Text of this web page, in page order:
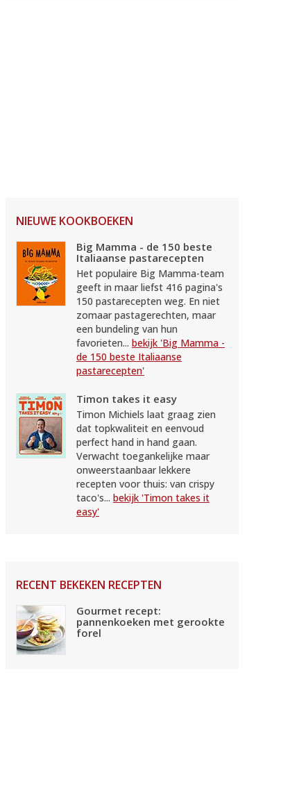
NIEUWE KOOKBOEKEN
Big Mamma - de 150 beste
Italiaanse pastarecepten
Het populaire Big Mamma-team
geeft in maar liefst 416 pagina's
150 pastarecepten weg. En niet
zomaar pastagerechten, maar
een bundeling van hun
favorieten... bekijk 'Big Mamma -
de 150 beste Italiaanse
pastarecepten'
Timon takes it easy
Timon Michiels laat graag zien
dat topkwaliteit en eenvoud
perfect hand in hand gaan.
Verwacht toegankelijke maar
onweerstaanbaar lekkere
recepten voor thuis: van crispy
taco's... bekijk 'Timon takes it
easy'
RECENT BEKEKEN RECEPTEN
Gourmet recept:
pannenkoeken met gerookte
forel